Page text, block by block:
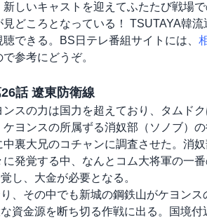
新しいキャストを迎えてふたたび戦場
見どころとなっている！ TSUTAYA韓
聴できる。BS日テレ番組サイトには、
で参考にどうぞ。
話 遼東防衛線
ンスの力は国力を超えており、タムド
ケヨンスの所属ずる消奴部（ソノブ）
中裏大兄のコチャンに調査させた。消
に発覚する中、なんとコム大将軍の一
し、大金が必要となる。
、その中でも新城の鋼鉄山がケヨンス
資金源を断ち切る作戦に出る。国境付